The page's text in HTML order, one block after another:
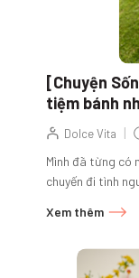
[Chuyện
tiệm bánh
Dolce Vita |
Mình đã từng có
chuyến đi tình
Xem thêm